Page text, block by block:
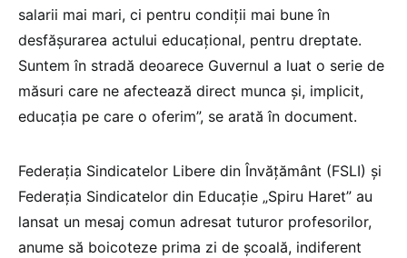
salarii mai mari, ci pentru condiții mai bune în
desfășurarea actului educațional, pentru dreptate.
Suntem în stradă deoarece Guvernul a luat o serie de
măsuri care ne afectează direct munca și, implicit,
educația pe care o oferim”, se arată în document.
Federația Sindicatelor Libere din Învățământ (FSLI) și
Federația Sindicatelor din Educație „Spiru Haret” au
lansat un mesaj comun adresat tuturor profesorilor,
anume să boicoteze prima zi de școală, indiferent